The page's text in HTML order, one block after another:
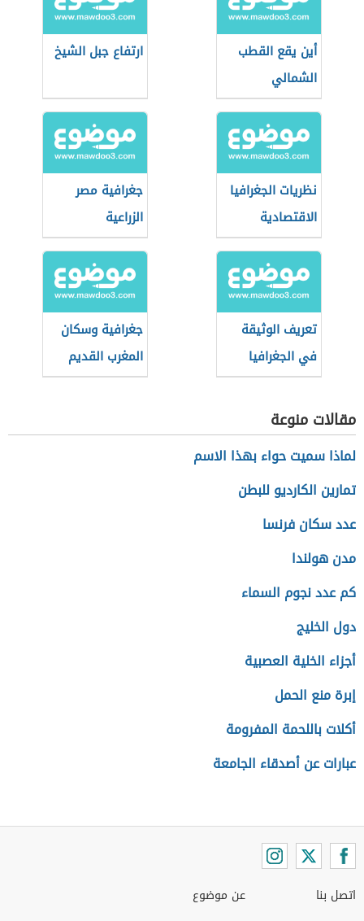
أين يقع القطب
الشمالي
ارتفاع جبل الشيخ
نظريات الجغرافيا
الاقتصادية
جغرافية مصر
الزراعية
تعريف الوثيقة
في الجغرافيا
جغرافية وسكان
المغرب القديم
مقالات منوعة
لماذا سميت حواء بهذا الاسم
تمارين الكارديو للبطن
عدد سكان فرنسا
مدن هولندا
كم عدد نجوم السماء
دول الخليج
أجزاء الخلية العصبية
إبرة منع الحمل
أكلات باللحمة المفرومة
عبارات عن أصدقاء الجامعة
اتصل بنا
عن موضوع